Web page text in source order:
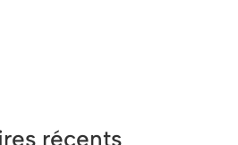
récents